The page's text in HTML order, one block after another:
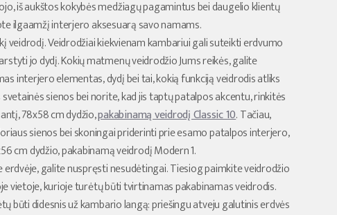
iš aukštos kokybės medžiagų pagamintus bei daugelio klientų
ilgaamžį interjero aksesuarą savo namams.
veidrodį. Veidrodžiai kiekvienam kambariui gali suteikti erdvumo
jo dydį. Kokių matmenų veidrodžio Jums reikės, galite
interjero elementas, dydį bei tai, kokią funkciją veidrodis atliks
sienos bei norite, kad jis taptų patalpos akcentu, rinkitės
78x58 cm dydžio,pakabinamą veidrodį Classic 10. Tačiau,
sienos bei skoningai priderinti prie esamo patalpos interjero,
cm dydžio, pakabinamą veidrodį Modern 1.
galite nuspręsti nesudėtingai. Tiesiog paimkite veidrodžio
vietoje, kurioje turėtų būti tvirtinamas pakabinamas veidrodis.
būti didesnis už kambario langą: priešingu atveju galutinis erdvės